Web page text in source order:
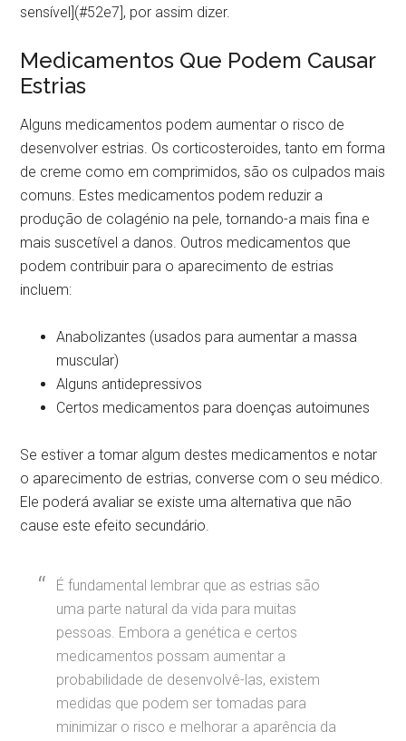
sensível](#52e7], por assim dizer.
Medicamentos Que Podem Causar
Estrias
Alguns medicamentos podem aumentar o risco de
desenvolver estrias. Os corticosteroides, tanto em forma
de creme como em comprimidos, são os culpados mais
comuns. Estes medicamentos podem reduzir a
produção de colagénio na pele, tornando-a mais fina e
mais suscetível a danos. Outros medicamentos que
podem contribuir para o aparecimento de estrias
incluem:
Anabolizantes (usados para aumentar a massa
muscular)
Alguns antidepressivos
Certos medicamentos para doenças autoimunes
Se estiver a tomar algum destes medicamentos e notar
o aparecimento de estrias, converse com o seu médico.
Ele poderá avaliar se existe uma alternativa que não
cause este efeito secundário.
É fundamental lembrar que as estrias são
uma parte natural da vida para muitas
pessoas. Embora a genética e certos
medicamentos possam aumentar a
probabilidade de desenvolvê-las, existem
medidas que podem ser tomadas para
minimizar o risco e melhorar a aparência da